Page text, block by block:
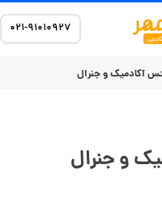
۰۲۱-۹۱۰۱۰۹۲۷
آکادمیک و جنرال
و جنرال